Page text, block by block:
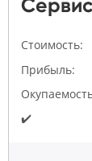
Стоимость:
Прибыль:
✔️